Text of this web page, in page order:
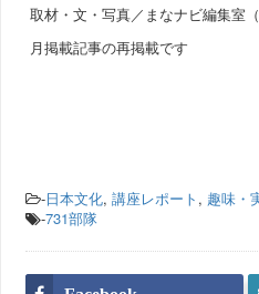
取材・文・写真／まなナビ編集室
月掲載記事の再掲載です
-日本文化,講座レポート , 趣味・
-731部隊